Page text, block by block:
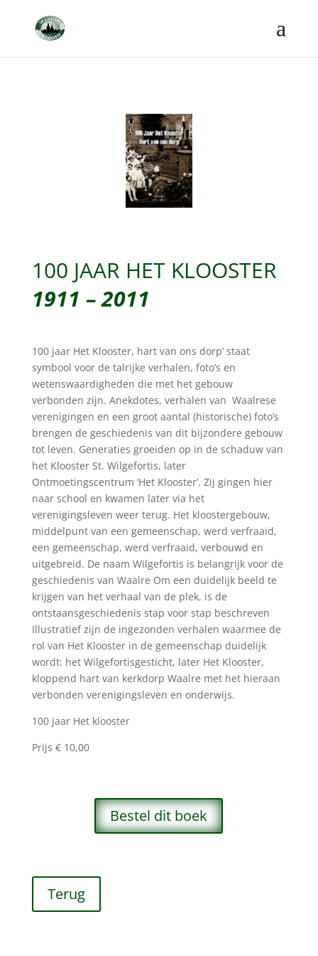
100 JAAR HET KLOOSTER
1911 – 2011
100 jaar Het Klooster, hart van ons dorp’ staat
symbool voor de talrijke verhalen, foto’s en
wetenswaardigheden die met het gebouw
verbonden zijn. Anekdotes, verhalen van Waalrese
verenigingen en een groot aantal (historische) foto’s
brengen de geschiedenis van dit bijzondere gebouw
tot leven. Generaties groeiden op in de schaduw van
het Klooster St. Wilgefortis, later
Ontmoetingscentrum ‘Het Klooster’. Zij gingen hier
naar school en kwamen later via het
verenigingsleven weer terug. Het kloostergebouw,
middelpunt van een gemeenschap, werd verfraaid,
een gemeenschap, werd verfraaid, verbouwd en
uitgebreid. De naam Wilgefortis is belangrijk voor de
geschiedenis van Waalre Om een duidelijk beeld te
krijgen van het verhaal van de plek, is de
ontstaansgeschiedenis stap voor stap beschreven
Illustratief zijn de ingezonden verhalen waarmee de
rol van Het Klooster in de gemeenschap duidelijk
wordt: het Wilgefortisgesticht, later Het Klooster,
kloppend hart van kerkdorp Waalre met het hieraan
verbonden verenigingsleven en onderwijs.
100 jaar Het klooster
Prijs € 10,00
Bestel dit boek
Terug